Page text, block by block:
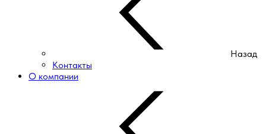
Назад
Контакты
О компании